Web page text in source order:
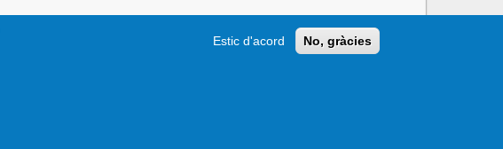
Estic d'acord No, gràcies